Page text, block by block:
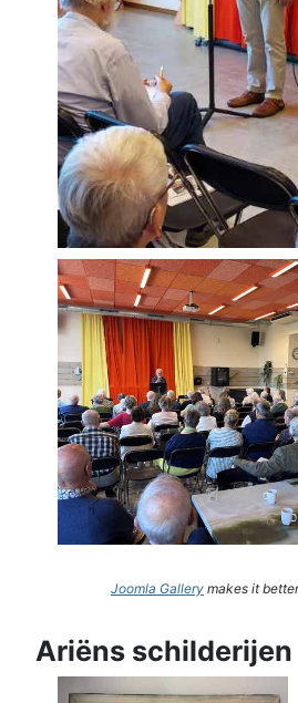
Joomla Gallery makes it
Ariëns schilderijen